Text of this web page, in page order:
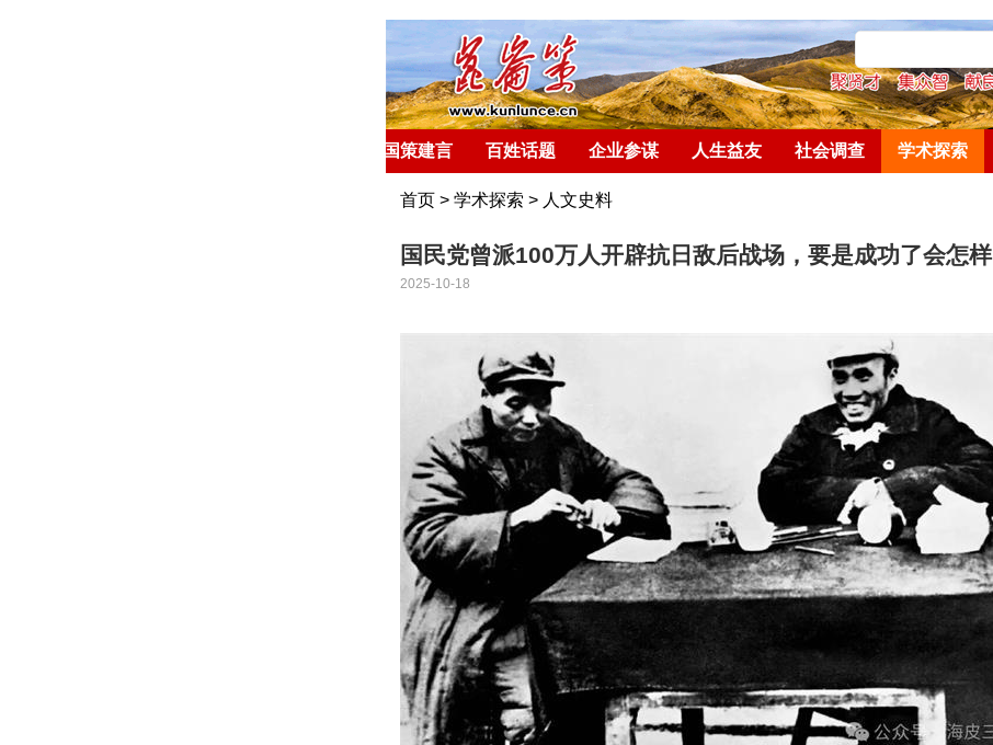
国策建言 百姓话题 企业参谋 人生益友 社会调查 学术探索
首页> 学术探索 > 人文史料
国民党曾派100万人开辟抗日敌后战场，要是成功了会怎样
2025-10-18